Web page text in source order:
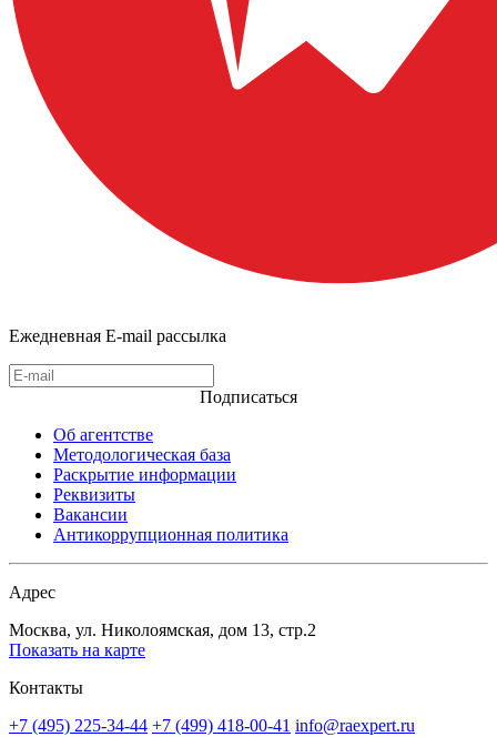
Ежедневная E-mail рассылка
Подписаться
Об агентстве
Методологическая база
Раскрытие информации
Реквизиты
Вакансии
Антикоррупционная политика
Адрес
Москва, ул. Николоямская, дом 13, стр.2
Показать на карте
Контакты
+7 (495) 225-34-44 +7 (499) 418-00-41 info@raexpert.ru